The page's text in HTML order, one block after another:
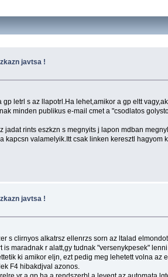
javtsa !
letrl s az llapotrl.Ha lehet,amikor a gp eltt
minden publikus e-mail cmet a "csodlatos
rints eszkzn s megnyits j lapon mdban
valamelyik.Itt csak linken keresztl
javtsa !
s clirnyos alkatrsz ellenrzs sorn az ltalad
maradnak r alatt,gy tudnak "versenykpesek"
ki amikor eljn, ezt pedig meg lehetett volna az
F4 hibakdjval azonos.